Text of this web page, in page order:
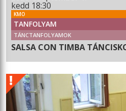
kedd 18:30
KMO
TANFOLYAM
TÁNCTANFOLYAMOK
SALSA CON TIMBA